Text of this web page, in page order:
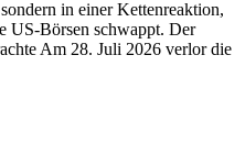
in einer Kettenreaktion,
US-Börsen schwappt. Der
Am 28. Juli 2026 verlor die